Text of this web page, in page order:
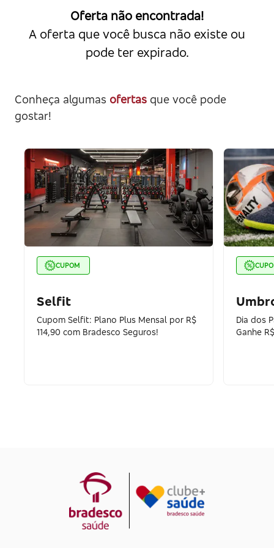
Oferta não encontrada!
A oferta que você busca não existe ou
pode ter expirado.
Conheça algumas ofertas que você pode
gostar!
CUPOM
Selfit
Cupom Selfit: Plano Plus Mensal por R$
114,90 com Bradesco Seguros!
Dia dos
Ganhe